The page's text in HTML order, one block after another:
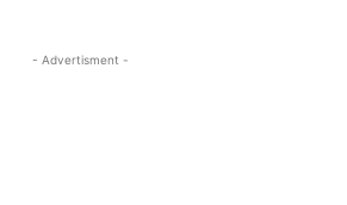
- Advertisment -